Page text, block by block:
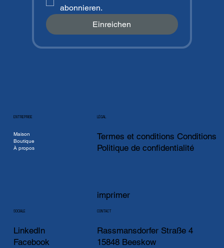
abonnieren.
Einreichen
ENTREPRISE
Maison
Boutique
À propos
LÉGAL
Termes et conditions Conditions
Politique de confidentialité
imprimer
SOCIALE
LinkedIn
Facebook
CONTACT
Rassmansdorfer Straße 4
15848 Beeskow